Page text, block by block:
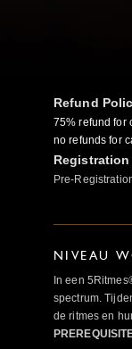
Refund
75% refund for
no refunds for
Pre-
NIVEAU
In een
spectrum.
de ritmes en